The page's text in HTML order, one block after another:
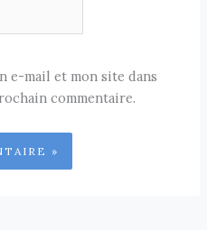
e-mail et mon site dans
commentaire.